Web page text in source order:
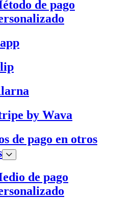
de pago
by Wava
de pago en otros
de pago